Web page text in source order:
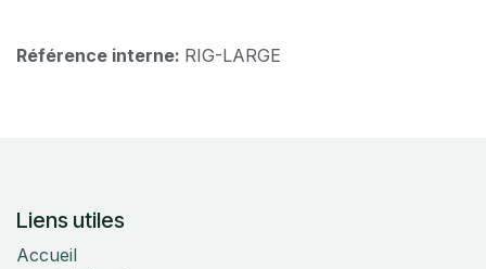
Référence interne: RIG-LARGE
Liens utiles
Accueil